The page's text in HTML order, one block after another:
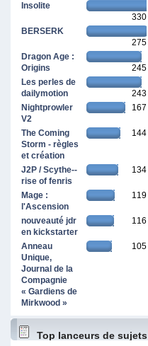
Insolite
330
BERSERK
275
Dragon Age :
Origins
245
Les perles de
dailymotion
243
Nightprowler
V2
167
The Coming
Storm - règles
et création
144
J2P / Scythe--
rise of fenris
134
Mage :
l'Ascension
119
nouveauté jdr
en kickstarter
116
Anneau
Unique,
Journal de la
Compagnie
« Gardiens de
Mirkwood »
105
Top lanceurs de sujets